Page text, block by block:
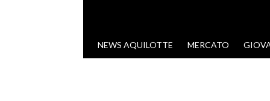
VAI AL CONTENUTO
NEWS AQUILOTTE MERCATO